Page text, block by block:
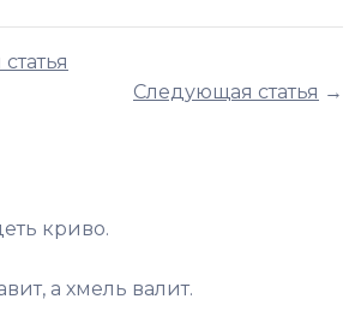
Следующая статья →
криво.
а хмель валит.